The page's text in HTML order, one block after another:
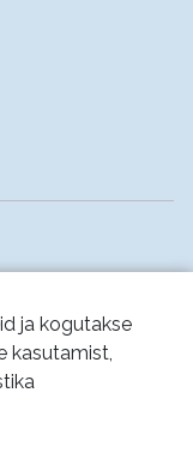
ja kogutakse
kasutamist,